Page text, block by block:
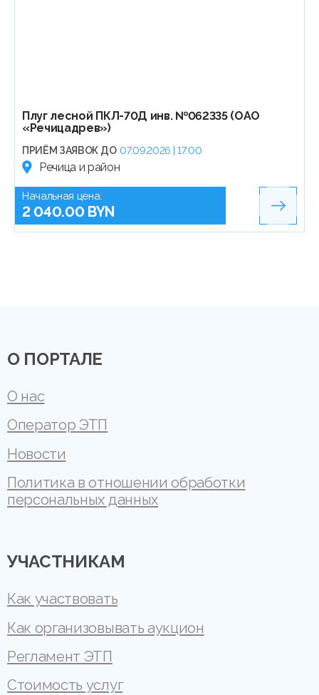
Плуг лесной ПКЛ-70Д инв. №062335 (ОАО
«Речицадрев»)
ПРИЁМ ЗАЯВОК ДО 07.09.2026 | 17:00
Речица и район
Начальная цена:
2 040.00 BYN
О ПОРТАЛЕ
О нас
Оператор ЭТП
Новости
Политика в отношении обработки
персональных данных
УЧАСТНИКАМ
Как участвовать
Как организовывать аукцион
Регламент ЭТП
Стоимость услуг